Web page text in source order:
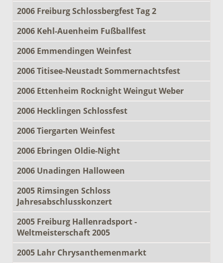
2006 Freiburg Schlossbergfest Tag 2
2006 Kehl-Auenheim Fußballfest
2006 Emmendingen Weinfest
2006 Titisee-Neustadt Sommernachtsfest
2006 Ettenheim Rocknight Weingut Weber
2006 Hecklingen Schlossfest
2006 Tiergarten Weinfest
2006 Ebringen Oldie-Night
2006 Unadingen Halloween
2005 Rimsingen Schloss
Jahresabschlusskonzert
2005 Freiburg Hallenradsport -
Weltmeisterschaft 2005
2005 Lahr Chrysanthemenmarkt